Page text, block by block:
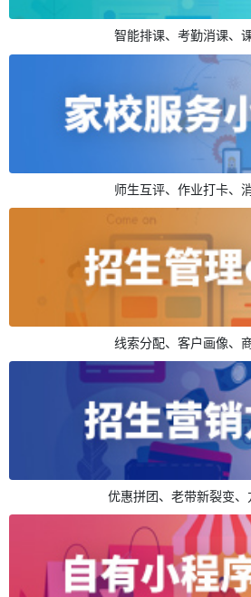
智能排课、考勤消课、
师生互评、作业打卡、
线索分配、客户画像、
优惠拼团、老带新裂变、